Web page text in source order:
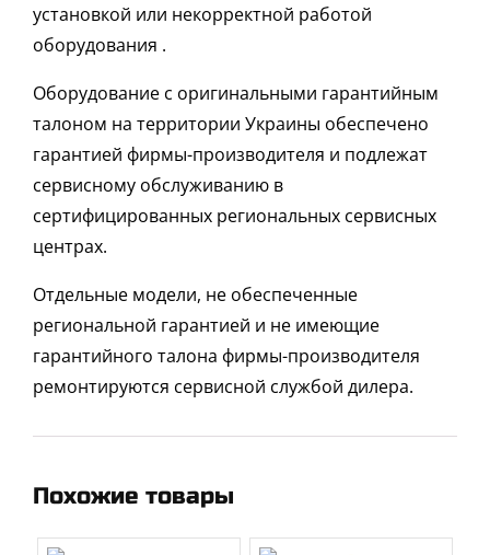
установкой или некорректной работой
оборудования .
Оборудование с оригинальными гарантийным
талоном на территории Украины обеспечено
гарантией фирмы-производителя и подлежат
сервисному обслуживанию в
сертифицированных региональных сервисных
центрах.
Отдельные модели, не обеспеченные
региональной гарантией и не имеющие
гарантийного талона фирмы-производителя
ремонтируются сервисной службой дилера.
Похожие товары